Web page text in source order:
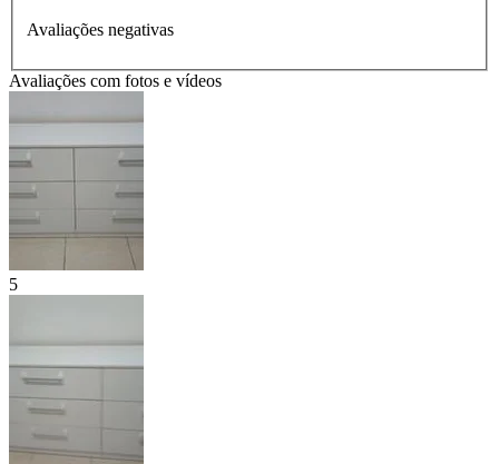
Avaliações negativas
Avaliações com fotos e vídeos
5